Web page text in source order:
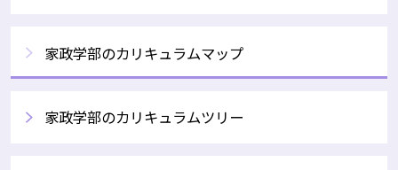
家政学部のカリキュラムマップ
家政学部のカリキュラムツリー